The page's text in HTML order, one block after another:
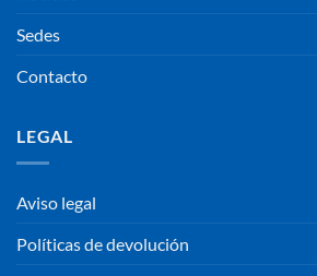
Sedes
Contacto
LEGAL
Aviso legal
Políticas de devolución